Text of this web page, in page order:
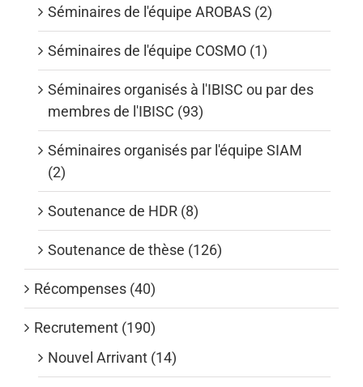
Séminaires de l'équipe AROBAS (2)
Séminaires de l'équipe COSMO (1)
Séminaires organisés à l'IBISC ou par des
membres de l'IBISC (93)
Séminaires organisés par l'équipe SIAM
(2)
Soutenance de HDR (8)
Soutenance de thèse (126)
Récompenses (40)
Recrutement (190)
Nouvel Arrivant (14)